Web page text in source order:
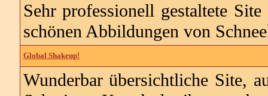
Sehr professionell gestaltete
schönen Abbildungen von
Global Shakeup!
Wunderbar übersichtliche Site,